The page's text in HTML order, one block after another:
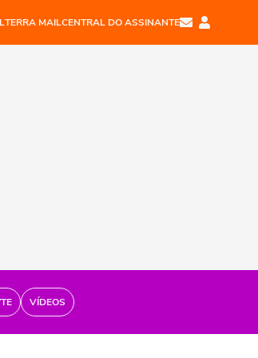
TERRA MAILCENTRAL DO ASSINANTE
VÍDEOS